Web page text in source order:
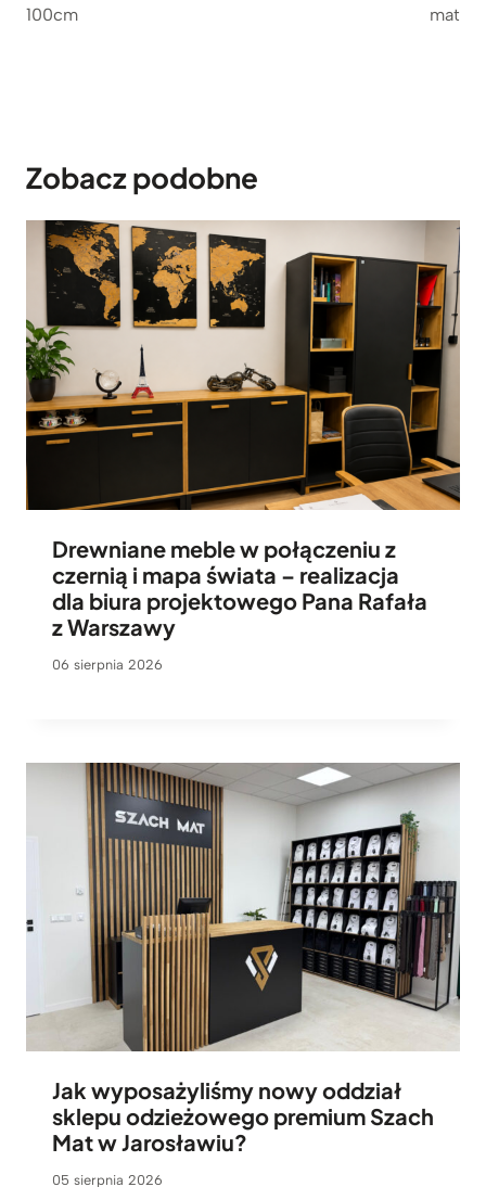
100cm
mat
Zobacz podobne
Drewniane meble w połączeniu z
czernią i mapa świata – realizacja
dla biura projektowego Pana Rafała
z Warszawy
06 sierpnia 2026
Jak wyposażyliśmy nowy oddział
sklepu odzieżowego premium Szach
Mat w Jarosławiu?
05 sierpnia 2026